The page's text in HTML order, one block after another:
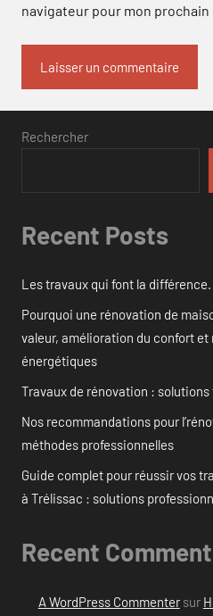
navigateur pour mon prochain
Rechercher
Recent Posts
Les travaux qui font la différence.
Pourquoi une rénovation de
valeur, amélioration du confort
énergétiques
Travaux de rénovation :
Nos recommandations pour
méthodes professionnelles
Guide complet pour réussir vos
à Trélissac : solutions
Recent
A WordPress Commentersur